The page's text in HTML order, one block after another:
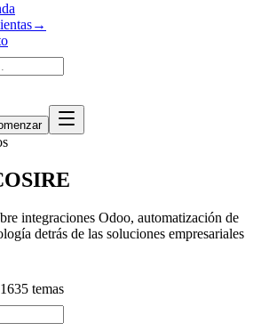
→
integraciones Odoo, automatización de
detrás de las soluciones empresariales
1635 temas